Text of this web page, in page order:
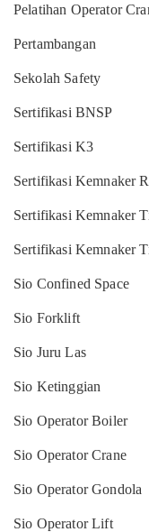
Pelatihan Operator
Pertambangan
Sekolah Safety
Sertifikasi BNSP
Sertifikasi K3
Sertifikasi Kemnaker
Sertifikasi Kemnaker
Sertifikasi Kemnaker
Sio Confined Space
Sio Forklift
Sio Juru Las
Sio Ketinggian
Sio Operator Boiler
Sio Operator Crane
Sio Operator Gondola
Sio Operator Lift